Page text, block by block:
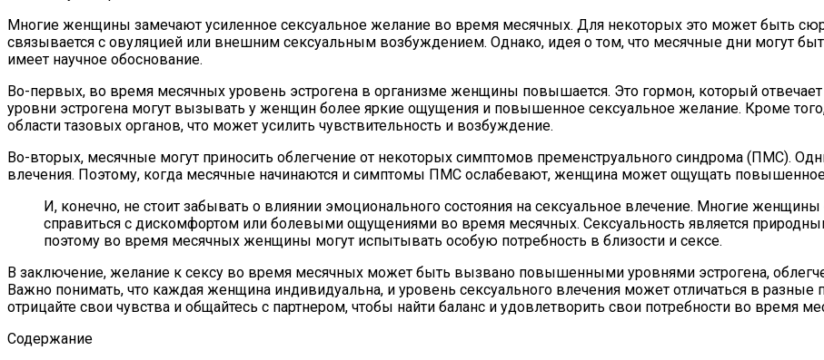
Многие женщины замечают усиленное сексуальное желание во время месячных. Для некоторых это может быть
связывается с овуляцией или внешним сексуальным возбуждением. Однако, идея о том, что месячные дни могут
имеет научное обоснование.
Во-первых, во время месячных уровень эстрогена в организме женщины повышается. Это гормон, который
уровни эстрогена могут вызывать у женщин более яркие ощущения и повышенное сексуальное желание. Кроме
области тазовых органов, что может усилить чувствительность и возбуждение.
Во-вторых, месячные могут приносить облегчение от некоторых симптомов пременструального синдрома (ПМС).
влечения. Поэтому, когда месячные начинаются и симптомы ПМС ослабевают, женщина может ощущать повышенное
И, конечно, не стоит забывать о влиянии эмоционального состояния на сексуальное влечение. Многие
справиться с дискомфортом или болевыми ощущениями во время месячных. Сексуальность является
поэтому во время месячных женщины могут испытывать особую потребность в близости и сексе.
В заключение, желание к сексу во время месячных может быть вызвано повышенными уровнями эстрогена,
Важно понимать, что каждая женщина индивидуальна, и уровень сексуального влечения может отличаться в
отрицайте свои чувства и общайтесь с партнером, чтобы найти баланс и удовлетворить свои потребности во время
Содержание